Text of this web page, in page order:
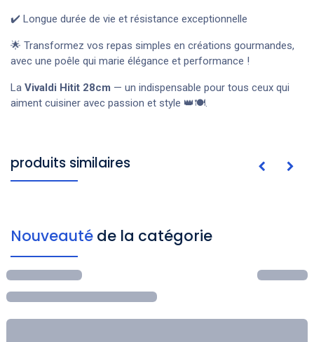
✔️ Longue durée de vie et résistance exceptionnelle
🌟 Transformez vos repas simples en créations gourmandes,
avec une poêle qui marie élégance et performance !
La Vivaldi Hitit 28cm — un indispensable pour tous ceux qui
aiment cuisiner avec passion et style 👑🍽️.
produits similaires
Nouveauté de la catégorie